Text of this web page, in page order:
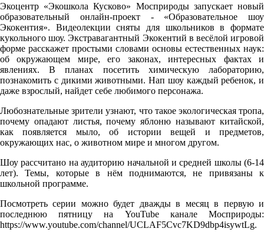
Экоцентр «Экошкола Кусково» Мосприроды запускает новый
образовательный онлайн-проект - «Образовательное шоу
Экокентия». Видеолекции сняты для школьников в формате
кукольного шоу. Экстравагантный Экокентий в весёлой игровой
форме расскажет простыми словами основы естественных наук:
об окружающем мире, его законах, интересных фактах и
явлениях. В планах посетить химическую лабораторию,
познакомить с дикими животными. Нап шоу каждый ребенок, и
даже взрослый, найдет себе любимого персонажа.
Любознательные зрители узнают, что такое экологическая тропа,
почему опадают листья, почему яблоню называют китайской,
как появляется мыло, об истории вещей и предметов,
окружающих нас, о животном мире и многом другом.
Шоу рассчитано на аудиторию начальной и средней школы (6-14
лет). Темы, которые в нём поднимаются, не привязаны к
школьной программе.
Посмотреть серии можно будет дважды в месяц в первую и
последнюю пятницу на YouTube канале Мосприроды:
https://www.youtube.com/channel/UCLAF5Cvc7KD9dbp4isywtLg.